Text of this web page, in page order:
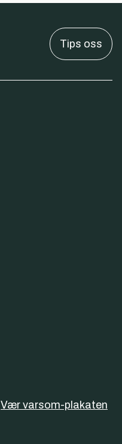
Tips oss
Vær varsom-plakaten